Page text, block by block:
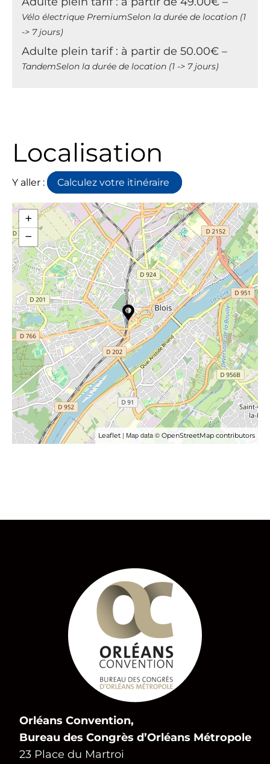
Vélo électrique PremiumSelon la durée de location (1
-> 7 jours)
Adulte plein tarif : à partir de 50.00€ –
TandemSelon la durée de location (1 -> 7 jours)
Localisation
Y aller : Calculez votre itinéraire
+
−
Leaflet | Map data © OpenStreetMap contributors
Orléans Convention,
Bureau des Congrès d’Orléans Métropole
23 Place du Martroi